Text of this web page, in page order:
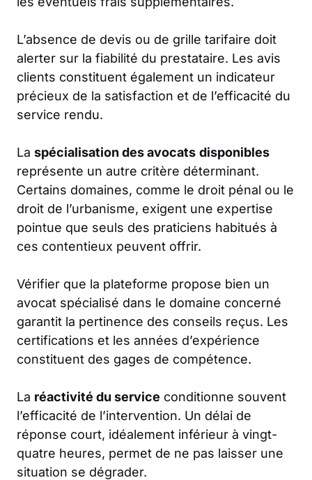
L’absence de devis ou de grille tarifaire doit
alerter sur la fiabilité du prestataire. Les avis
clients constituent également un indicateur
précieux de la satisfaction et de l’efficacité du
service rendu.
La spécialisation des avocats disponibles
représente un autre critère déterminant.
Certains domaines, comme le droit pénal ou le
droit de l’urbanisme, exigent une expertise
pointue que seuls des praticiens habitués à
ces contentieux peuvent offrir.
Vérifier que la plateforme propose bien un
avocat spécialisé dans le domaine concerné
garantit la pertinence des conseils reçus. Les
certifications et les années d’expérience
constituent des gages de compétence.
La réactivité du service conditionne souvent
l’efficacité de l’intervention. Un délai de
réponse court, idéalement inférieur à vingt-
quatre heures, permet de ne pas laisser une
situation se dégrader.